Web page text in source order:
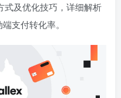
式及优化技巧，详细解析
支付转化率。